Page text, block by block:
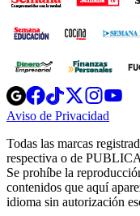
Opens
in
new
Opens
in
new
Opens
in
new
window
Opens
new
window
Aviso de Privacidad
new
Todas las marcas
respectiva o de
Se prohíbe la
contenidos que aquí
idioma sin autorización